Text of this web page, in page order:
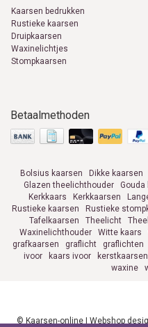
Kaarsen bedrukken
Rustieke kaarsen
Druipkaarsen
Waxinelichtjes
Stompkaarsen
Betaalmethoden
Bolsius kaarsen Dikke kaarsen
Glazen theelichthouder
Gouda
Kerkkaars
Kerkkaarsen
Rustieke kaarsen
Rustieke
Tafelkaarsen
Theelicht
Waxinelichthouder
Witte kaars
grafkaarsen
graflicht graflichten
ivoor
kaars ivoor kerstkaarsen
waxine
© Kaarsen-online | Webshop